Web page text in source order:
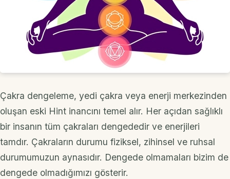
Çakra dengeleme, yedi çakra veya enerji merkezinden
oluşan eski Hint inancını temel alır. Her açıdan sağlıklı
bir insanın tüm çakraları dengededir ve enerjileri
tamdır. Çakraların durumu fiziksel, zihinsel ve ruhsal
durumumuzun aynasıdır. Dengede olmamaları bizim de
dengede olmadığımızı gösterir.